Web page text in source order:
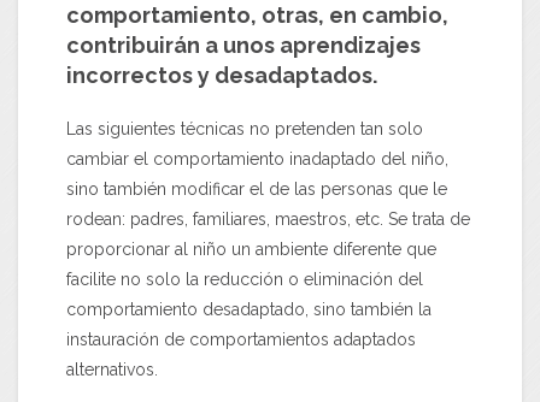
comportamiento, otras, en cambio,
contribuirán a unos aprendizajes
incorrectos y desadaptados.
Las siguientes técnicas no pretenden tan solo
cambiar el comportamiento inadaptado del niño,
sino también modificar el de las personas que le
rodean: padres, familiares, maestros, etc. Se trata de
proporcionar al niño un ambiente diferente que
facilite no solo la reducción o eliminación del
comportamiento desadaptado, sino también la
instauración de comportamientos adaptados
alternativos.